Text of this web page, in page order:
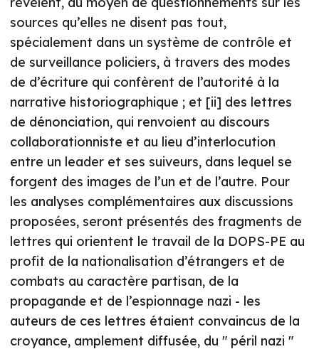
sources qu’elles ne disent pas tout,
spécialement dans un système de contrôle et
de surveillance policiers, à travers des modes
de d’écriture qui confèrent de l’autorité à la
narrative historiographique ; et [ii] des lettres
de dénonciation, qui renvoient au discours
collaborationniste et au lieu d’interlocution
entre un leader et ses suiveurs, dans lequel se
forgent des images de l’un et de l’autre. Pour
les analyses complémentaires aux discussions
proposées, seront présentés des fragments de
lettres qui orientent le travail de la DOPS-PE au
profit de la nationalisation d’étrangers et de
combats au caractère partisan, de la
propagande et de l’espionnage nazi - les
auteurs de ces lettres étaient convaincus de la
croyance, amplement diffusée, du " péril nazi "